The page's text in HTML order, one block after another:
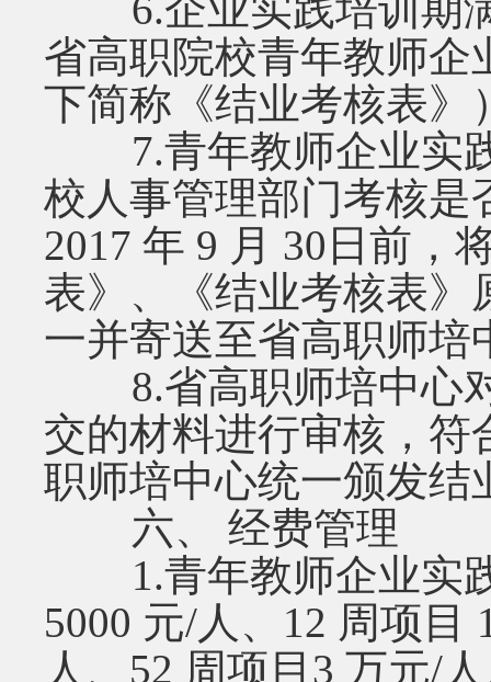
省高职院校青年教师企
下简称《结业考核表》
7.青年教师企业实践
校人事管理部门考核是
2017 年 9 月 30日前，
表》、《结业考核表》
一并寄送至省高职师培
8.省高职师培中心对
交的材料进行审核，符
职师培中心统一颁发结
六、 经费管理
1.青年教师企业实践
5000 元/人、12 周项目
人、52 周项目3 万元/